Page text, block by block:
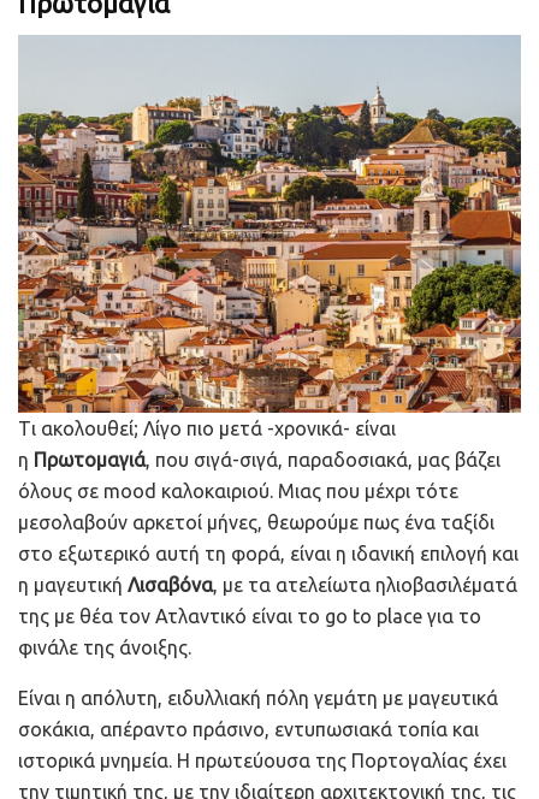
Tι ακολουθεί; Λίγο πιο μετά -χρονικά- είναι
η Πρωτομαγιά, που σιγά-σιγά, παραδοσιακά, μας βάζει
όλους σε mood καλοκαιριού. Μιας που μέχρι τότε
μεσολαβούν αρκετοί μήνες, θεωρούμε πως ένα ταξίδι
στο εξωτερικό αυτή τη φορά, είναι η ιδανική επιλογή και
η μαγευτική Λισαβόνα, με τα ατελείωτα ηλιοβασιλέματά
της με θέα τον Ατλαντικό είναι το go to place για το
φινάλε της άνοιξης.
Είναι η απόλυτη, ειδυλλιακή πόλη γεμάτη με μαγευτικά
σοκάκια, απέραντο πράσινο, εντυπωσιακά τοπία και
ιστορικά μνημεία. Η πρωτεύουσα της Πορτογαλίας έχει
την τιμητική της, με την ιδιαίτερη αρχιτεκτονική της, τις